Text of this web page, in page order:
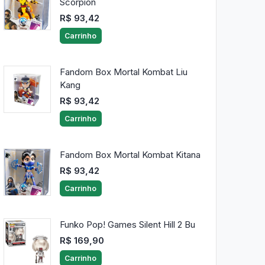
R$ 93,42
Carrinho
Fandom Box Mortal Kombat Liu
Kang
R$ 93,42
Carrinho
Fandom Box Mortal Kombat Kitana
R$ 93,42
Carrinho
Funko Pop! Games Silent Hill 2 Bu
R$ 169,90
Carrinho